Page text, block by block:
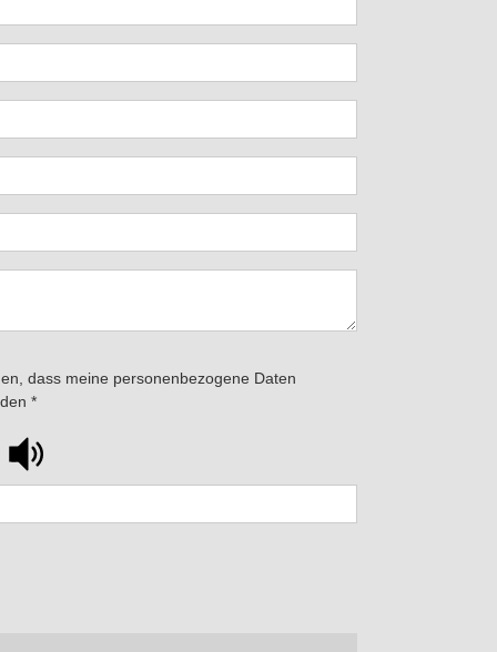
dass meine personenbezogene Daten
*